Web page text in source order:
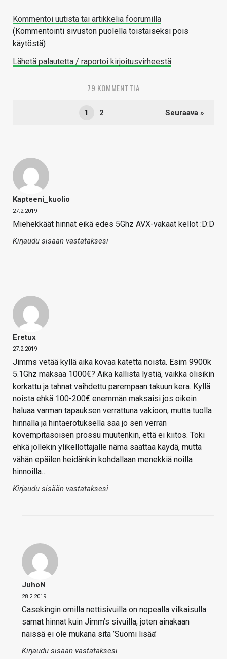
Kommentoi uutista tai artikkelia foorumilla
(Kommentointi sivuston puolella toistaiseksi pois
käytöstä)
Lähetä palautetta / raportoi kirjoitusvirheestä
79 KOMMENTTIA
1 2 Seuraava »
Kapteeni_kuolio
27.2.2019
Miehekkäät hinnat eikä edes 5Ghz AVX-vakaat kellot :D:D
Kirjaudu sisään vastataksesi
Eretux
27.2.2019
Jimms vetää kyllä aika kovaa katetta noista. Esim 9900k
5.1Ghz maksaa 1000€? Aika kallista lystiä, vaikka olisikin
korkattu ja tahnat vaihdettu parempaan takuun kera. Kyllä
noista ehkä 100-200€ enemmän maksaisi jos oikein
haluaa varman tapauksen verrattuna vakioon, mutta tuolla
hinnalla ja hintaerotuksella saa jo sen verran
kovempitasoisen prossu muutenkin, että ei kiitos. Toki
ehkä jollekin ylikellottajalle nämä saattaa käydä, mutta
vähän epäilen heidänkin kohdallaan menekkiä noilla
hinnoilla…
Kirjaudu sisään vastataksesi
JuhoN
28.2.2019
Casekingin omilla nettisivuilla on nopealla vilkaisulla
samat hinnat kuin Jimm’s sivuilla, joten ainakaan
näissä ei ole mukana sitä ’Suomi lisää’
Kirjaudu sisään vastataksesi